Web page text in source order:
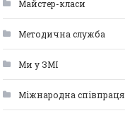
Майстер-класи
Методична служба
Ми у ЗМІ
Міжнародна співпраця